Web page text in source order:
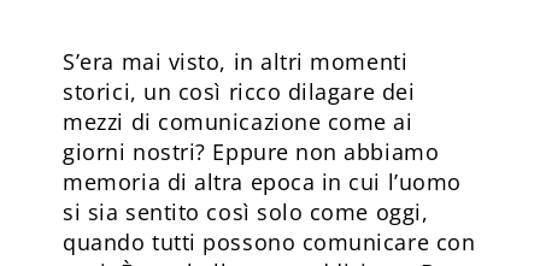
S’era mai visto, in altri momenti
storici, un così ricco dilagare dei
mezzi di comunicazione come ai
giorni nostri? Eppure non abbiamo
memoria di altra epoca in cui l’uomo
si sia sentito così solo come oggi,
quando tutti possono comunicare con